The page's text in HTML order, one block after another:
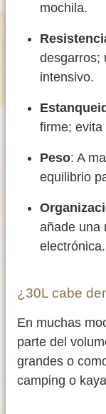
mochila.
desgarros;
intensivo.
firme; evita
Peso: A
equilibrio
añade una
electrónica.
¿30L cabe
En muchas
parte del
grandes o
camping o